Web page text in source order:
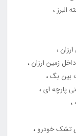
البرز
زمین ارزان
بین بگ
پارچه ای
تشک خودرو